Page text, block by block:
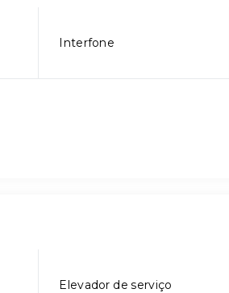
Interfone
Elevador de serviço